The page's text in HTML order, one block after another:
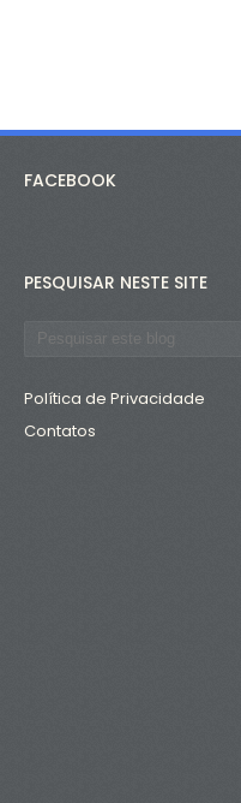
FACEBOOK
PESQUISAR NESTE SITE
Política de Privacidade
Contatos